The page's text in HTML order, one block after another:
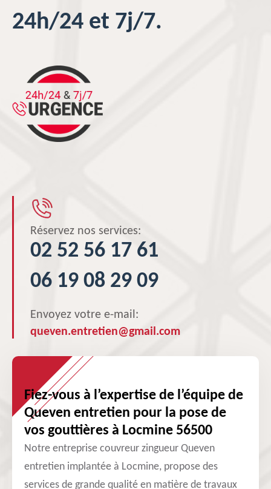
24h/24 et 7j/7.
Réservez nos services:
02 52 56 17 61
06 19 08 29 09
Envoyez votre e-mail:
queven.entretien@gmail.com
Fiez-vous à l’expertise de l’équipe de
Queven entretien pour la pose de
vos gouttières à Locmine 56500
Notre entreprise couvreur zingueur Queven
entretien implantée à Locmine, propose des
services de grande qualité en matière de travaux